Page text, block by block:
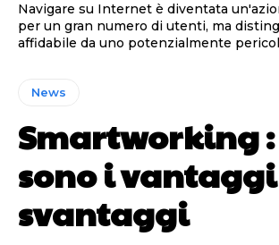
Navigare su Internet è diventata
per un gran numero di utenti, ma
affidabile da uno potenzialmente
News
Smartworking
sono i
svantaggi